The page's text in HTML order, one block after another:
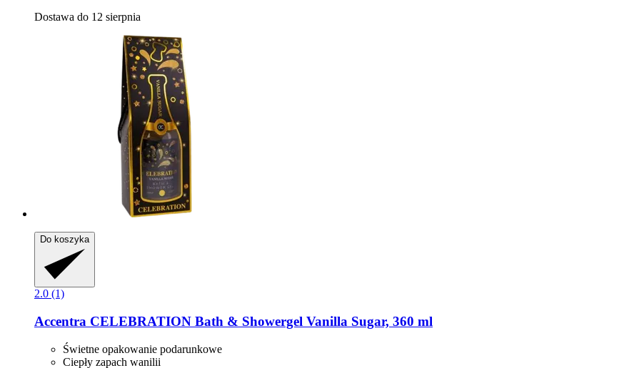
Dostawa do 12 sierpnia
Do koszyka
2.0 (1)
Accentra CELEBRATION Bath & Showergel Vanilla Sugar, 360 ml
Świetne opakowanie podarunkowe
Ciepły zapach wanilii